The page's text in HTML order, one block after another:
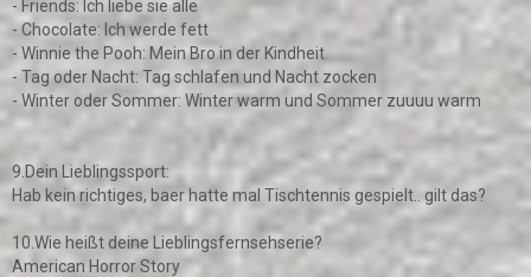
- Friends: Ich liebe sie alle
- Chocolate: Ich werde fett
- Winnie the Pooh: Mein Bro in der Kindheit
- Tag oder Nacht: Tag schlafen und Nacht zocken
- Winter oder Sommer: Winter warm und Sommer zuuuu warm
9.Dein Lieblingssport:
Hab kein richtiges, baer hatte mal Tischtennis gespielt.. gilt das?
10.Wie heißt deine Lieblingsfernsehserie?
American Horror Story